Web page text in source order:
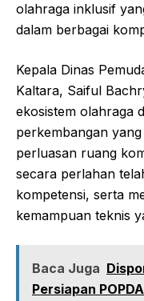
olahraga inklusif
dalam berbagai
Kepala Dinas
Kaltara, Saiful
ekosistem olahraga
perkembangan
perluasan ruang
secara perlahan
kompetensi, serta
kemampuan teknis
Baca Juga
Persiapan